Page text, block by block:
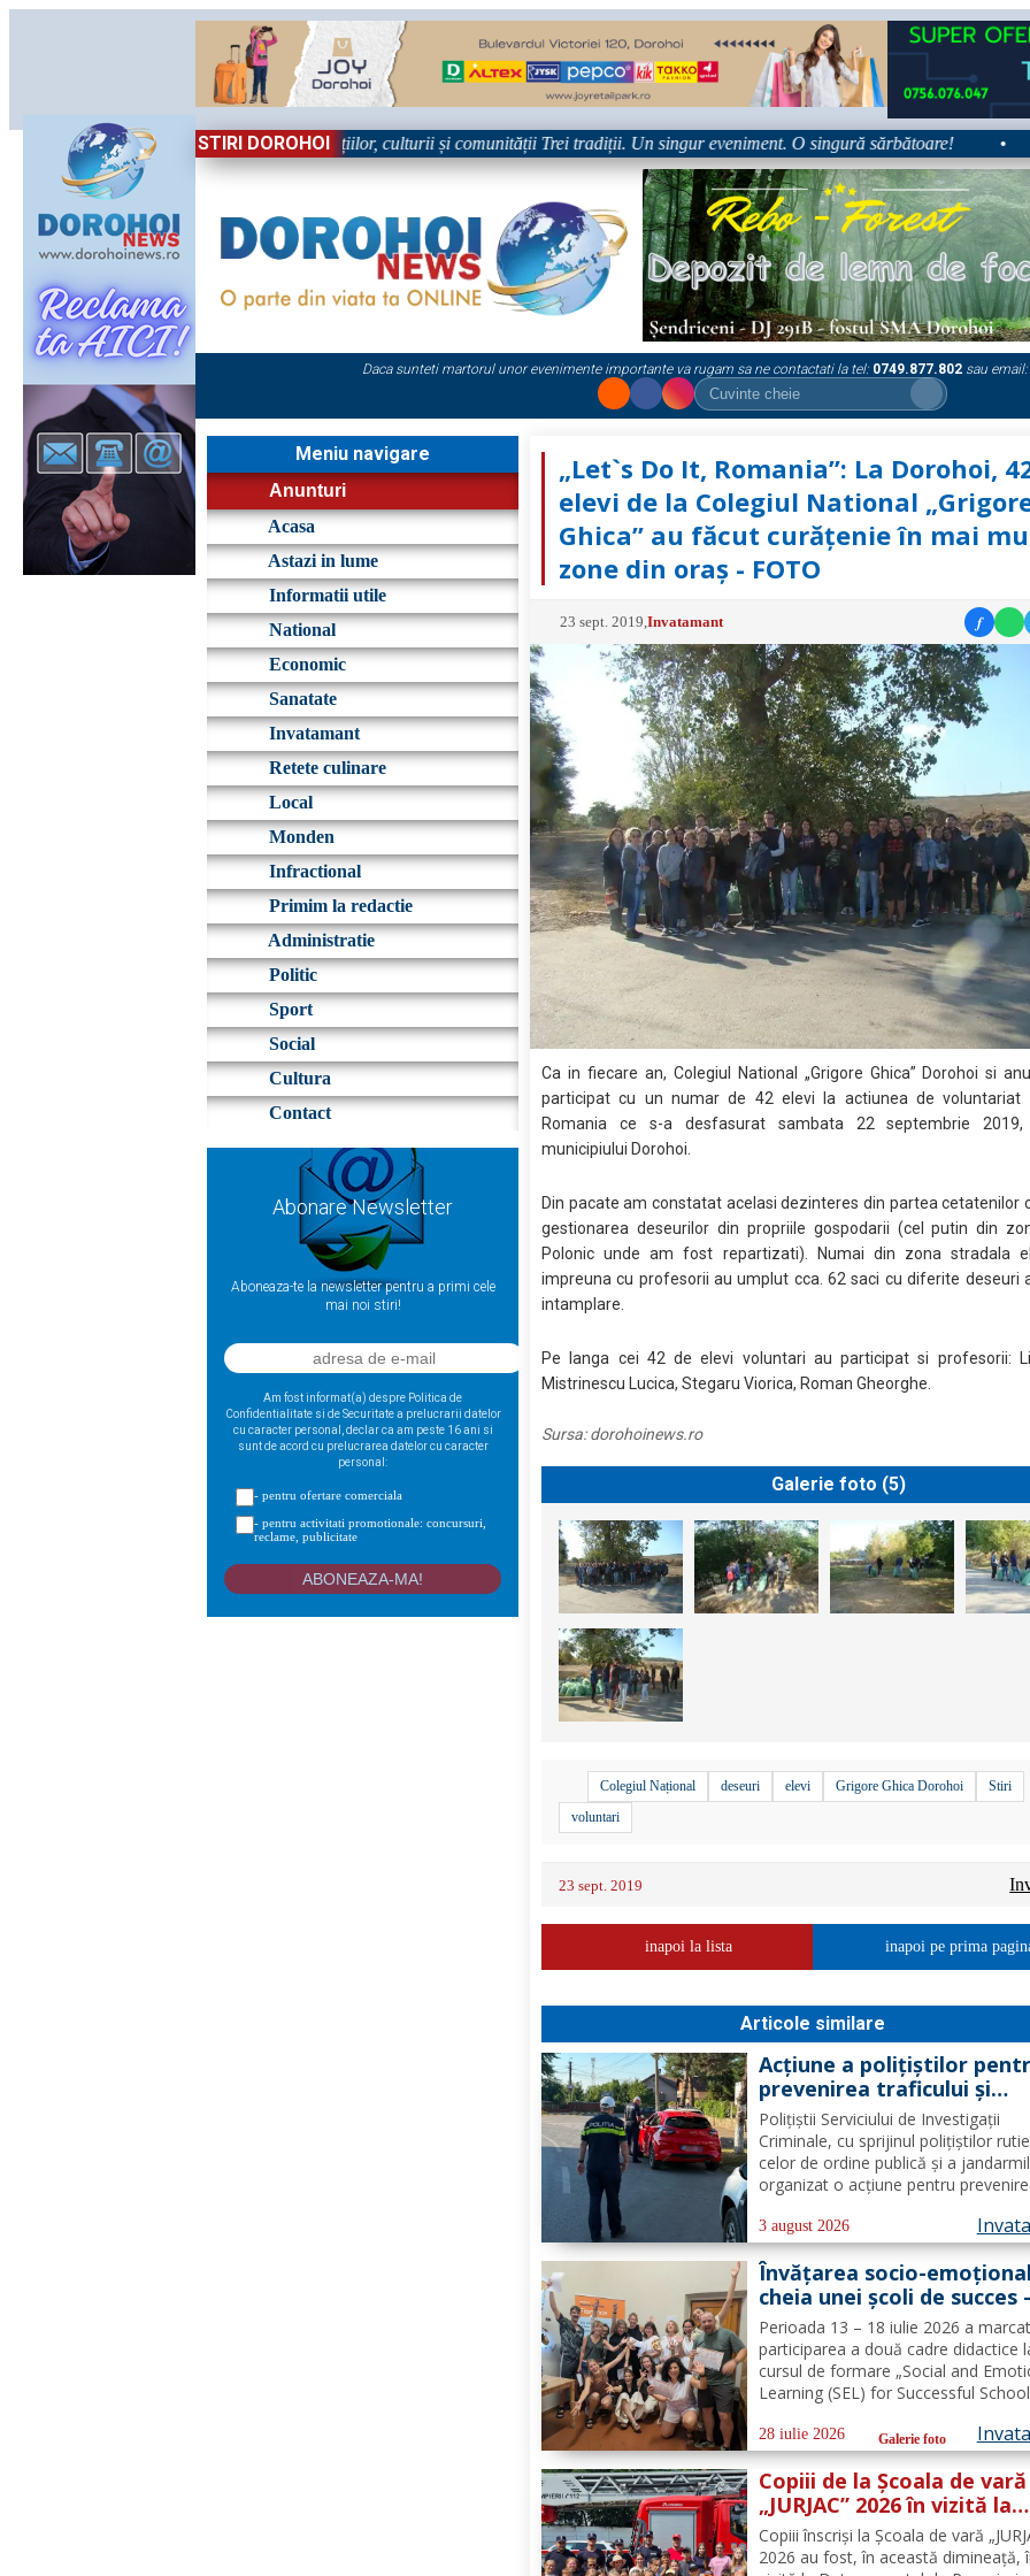
STIRI DOROHOI
Sărbătoare!” – trei zile dedicate tradițiilor, culturii și comunității Trei tradiții. Un singur eveniment. O singură sărbătoare! •
Daca sunteti martorul unor evenimente importante va rugam sa ne contactati la tel: 0749.877.802 sau email:
Meniu navigare
Anunturi
Acasa
Astazi in lume
Informatii utile
National
Economic
Sanatate
Invatamant
Retete culinare
Local
Monden
Infractional
Primim la redactie
Administratie
Politic
Sport
Social
Cultura
Contact
Abonare Newsletter
Aboneaza-te la newsletter pentru a primi cele
mai noi stiri!
Am fost informat(a) despre Politica de
Confidentialitate si de Securitate a prelucrarii datelor
cu caracter personal, declar ca am peste 16 ani si
sunt de acord cu prelucrarea datelor cu caracter
personal:
- pentru ofertare comerciala
- pentru activitati promotionale: concursuri,
reclame, publicitate
„Let`s Do It, Romania”: La Dorohoi,
elevi de la Colegiul National
Ghica” au făcut curăţenie în mai
zone din oraş - FOTO
23 sept. 2019 ,Invatamant f
Ca in fiecare an, Colegiul National „Grigore Ghica” Dorohoi si
participat cu un numar de 42 elevi la actiunea de voluntariat
Romania ce s-a desfasurat sambata 22 septembrie 2019,
municipiului Dorohoi.
Din pacate am constatat acelasi dezinteres din partea cetatenilor
gestionarea deseurilor din propriile gospodarii (cel putin din
Polonic unde am fost repartizati). Numai din zona stradala
impreuna cu profesorii au umplut cca. 62 saci cu diferite deseuri
intamplare.
Pe langa cei 42 de elevi voluntari au participat si profesorii:
Mistrinescu Lucica, Stegaru Viorica, Roman Gheorghe.
Sursa:dorohoinews.ro
Galerie foto (5)
Colegiul Național deseuri elevi Grigore Ghica Dorohoi
Stiri
voluntari
23 sept. 2019
inapoi la lista inapoi pe prima
Articole similare
Acțiune a polițiștilor
prevenirea traficului și
furturilor de autovehicule
Polițiștii Serviciului de Investigații
Criminale, cu sprijinul polițiștilor
celor de ordine publică și a
organizat o acțiune pentru
precum și pentru combaterea
furturilor de autovehicule, pe raza...
3 august 2026
Învățarea socio-
cheia unei școli de succes -
Formare Erasmus+ pentru
două cadre didactice de la
Școala Gimnazială „Spiru
Haret” Dorohoi - FOTO
Perioada 13 – 18 iulie 2026 a marcat
participarea a două cadre didactice
cursul de formare „Social and
Learning (SEL) for Successful
Italia, finanțat prin programul de
Acreditare Erasmus +, domeniul
școlară număr de referință...
28 iulie 2026 Galerie foto
Copiii de la Școala de vară
„JURJAC” 2026 în vizită la
Detașamentul de
Dorohoi - FOTO
Copiii înscriși la Școala de vară
2026 au fost, în această dimineață,